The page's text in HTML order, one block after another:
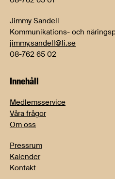
Jimmy Sandell
Kommunikations- och
jimmy.sandell@li.se
08-762 65 02
Innehåll
Medlemsservice
Våra frågor
Om oss
Pressrum
Kalender
Kontakt